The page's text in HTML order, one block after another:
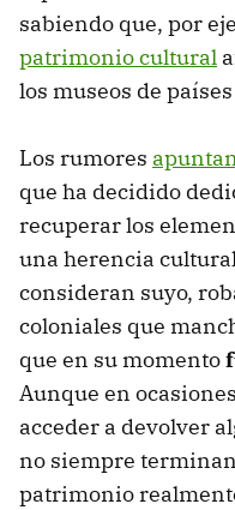
sabiendo que, por
patrimonio cultural
los museos de
Los rumores
que ha decidido
recuperar los
una herencia
consideran suyo,
coloniales que
que en su momento
Aunque en
acceder a devolver
no siempre
patrimonio